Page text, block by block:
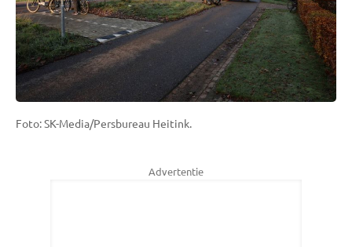
Foto: SK-Media/Persbureau Heitink.
Advertentie